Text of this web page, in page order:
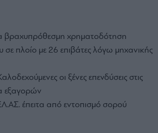
βραχυπρόθεσμη χρηματοδότηση
πλοίο με 26 επιβάτες λόγω μηχανικής
οι ξένες επενδύσεις στις
εξαγορών
έπειτα από εντοπισμό σορού